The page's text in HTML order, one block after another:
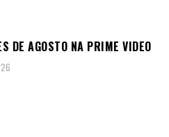
DE AGOSTO NA PRIME VIDEO